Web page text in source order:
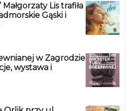
Lis trafiła
Gąski i
w Zagrodzie
wystawa i